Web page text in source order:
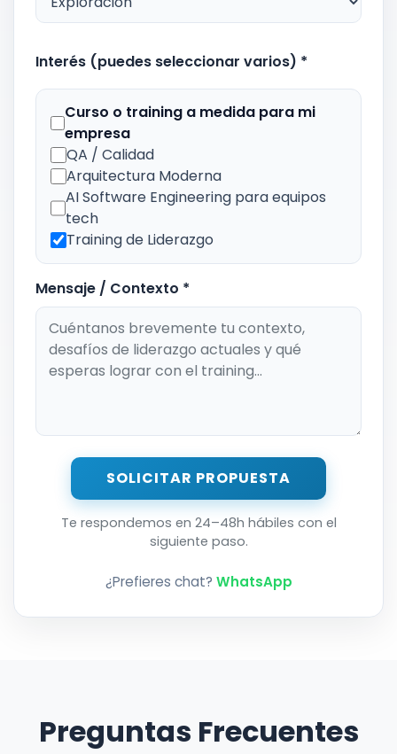
Interés (puedes seleccionar varios) *
Curso o training a medida para mi
empresa
QA / Calidad
Arquitectura Moderna
AI Software Engineering para equipos
tech
Training de Liderazgo
Mensaje / Contexto *
SOLICITAR PROPUESTA
Te respondemos en 24–48h hábiles con el
siguiente paso.
¿Prefieres chat? WhatsApp
Preguntas Frecuentes